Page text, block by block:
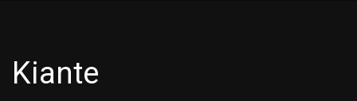
Kiante